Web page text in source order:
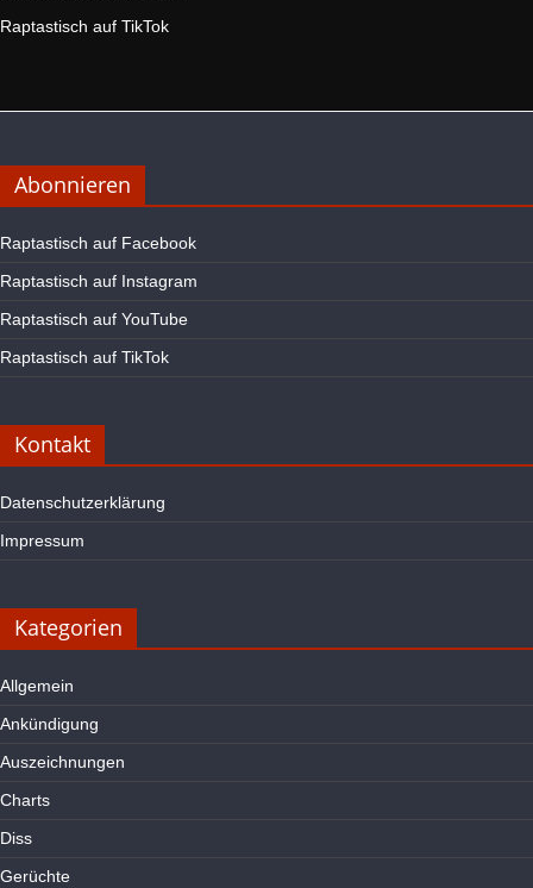
Raptastisch auf TikTok
Abonnieren
Raptastisch auf Facebook
Raptastisch auf Instagram
Raptastisch auf YouTube
Raptastisch auf TikTok
Kontakt
Datenschutzerklärung
Impressum
Kategorien
Allgemein
Ankündigung
Auszeichnungen
Charts
Diss
Gerüchte